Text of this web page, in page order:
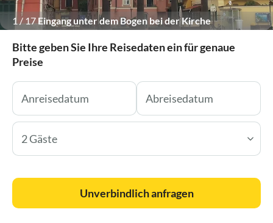
1 / 17 Eingang unter dem Bogen bei der Kirche
Bitte geben Sie Ihre Reisedaten ein für genaue
Preise
2 Gäste
Unverbindlich anfragen